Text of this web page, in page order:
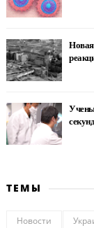
ТЕМЫ
Новости